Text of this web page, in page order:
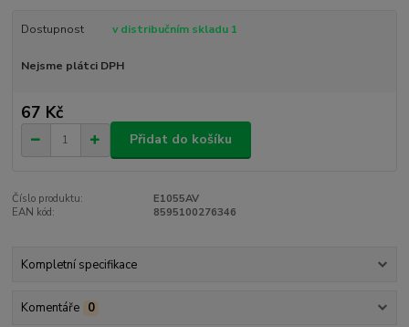
Dostupnost v distribučním skladu 1
Nejsme plátci DPH
67 Kč
Přidat do košíku
Číslo produktu:
E1055AV
EAN kód:
8595100276346
Kompletní specifikace
Komentáře 0